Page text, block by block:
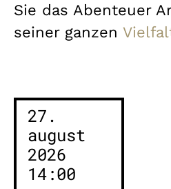
Sie das Abenteuer
seiner ganzen
27.
august
2026
14:00